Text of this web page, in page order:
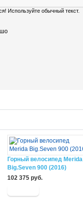
Используйте обычный текст.
Горный велосипед Merida
Big.Seven 900 (2016)
102 375 руб.